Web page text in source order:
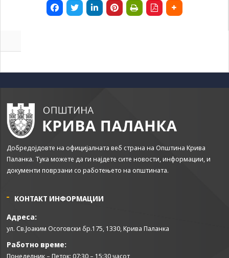
Добредојдовте на официјалната веб страна на Општина Крива
Паланка. Тука можете да ги најдете сите новости, информации, и
документи поврзани со работењето на општината.
КОНТАКТ ИНФОРМАЦИИ
Адреса:
ул. Св.Јоаким Осоговски бр.175, 1330, Крива Паланка
Работно време:
Понеделник – Петок: 07:30 – 15:30 часот